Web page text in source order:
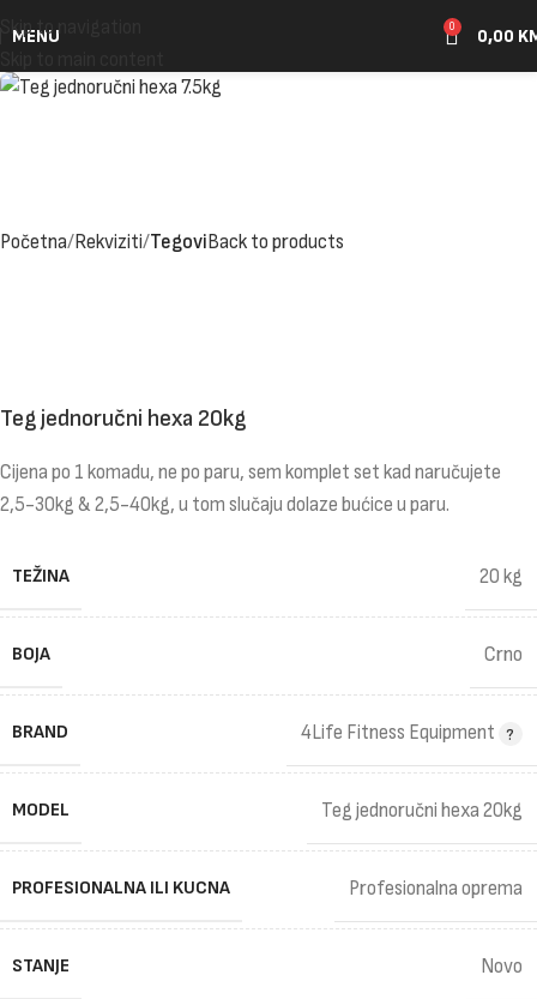
Skip to navigation
MENU 0 0,00
Početna Rekviziti TegoviBack to products
Teg jednoručni hexa 20kg
Cijena po 1 komadu, ne po paru, sem komplet set kad naručujete
2,5-30kg & 2,5-40kg, u tom slučaju dolaze bućice u paru.
TEŽINA 20 kg
BOJA Crno
BRAND 4Life Fitness Equipment
MODEL Teg jednoručni hexa 20kg
PROFESIONALNA ILI KUCNA Profesionalna oprema
STANJE Novo